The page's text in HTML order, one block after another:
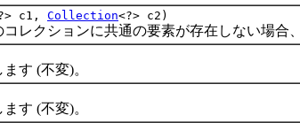
c1, Collection<?> c2)
クションに共通の要素が存在しない場合、
(不変)。
(不変)。